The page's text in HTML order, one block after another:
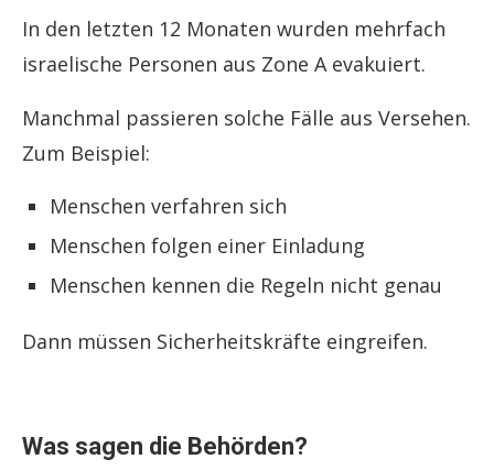
In den letzten 12 Monaten wurden mehrfach
israelische Personen aus Zone A evakuiert.
Manchmal passieren solche Fälle aus Versehen.
Zum Beispiel:
Menschen verfahren sich
Menschen folgen einer Einladung
Menschen kennen die Regeln nicht genau
Dann müssen Sicherheitskräfte eingreifen.
Was sagen die Behörden?